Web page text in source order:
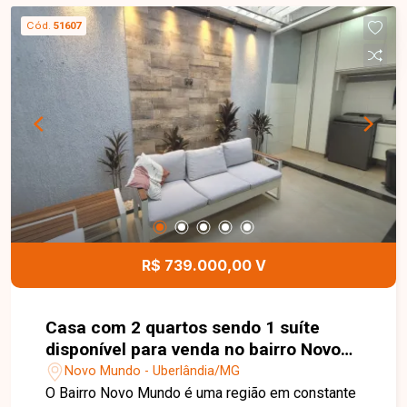
funcional e banheiro social. O imóvel dispõe
ainda de garagem coberta para 1 carro e uma
agradável piscina, perfeita para momentos de
lazer e convivência com a família e amigos. Uma
excelente oportunidade para quem busca espaço,
conforto e lazer em uma localização privilegiada.
Entre em contato e agende sua visita para
conhecer este imóvel!
Cód. 51607
R$ 739.000,00 V
Casa com 2 quartos sendo 1 suíte
disponível para venda no bairro Novo
Mundo em Uberlândia-MG
Novo Mundo - Uberlândia/MG
O Bairro Novo Mundo é uma região em constante